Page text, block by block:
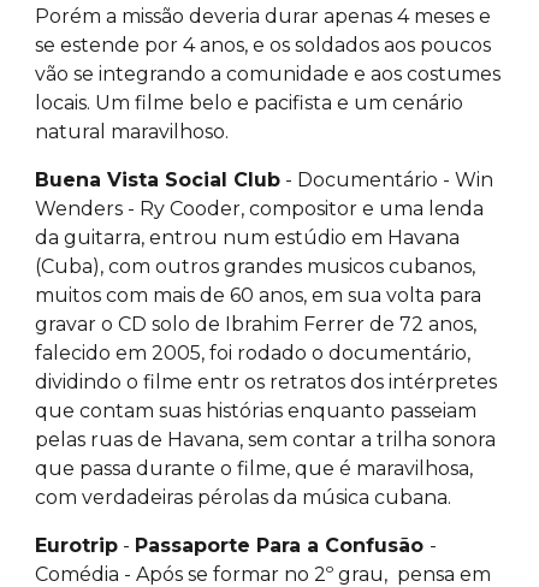
Porém a missão deveria durar apenas 4 meses e
se estende por 4 anos, e os soldados aos poucos
vão se integrando a comunidade e aos costumes
locais. Um filme belo e pacifista e um cenário
natural maravilhoso.
Buena Vista Social Club - Documentário - Win
Wenders - Ry Cooder, compositor e uma lenda
da guitarra, entrou num estúdio em Havana
(Cuba), com outros grandes musicos cubanos,
muitos com mais de 60 anos, em sua volta para
gravar o CD solo de Ibrahim Ferrer de 72 anos,
falecido em 2005, foi rodado o documentário,
dividindo o filme entr os retratos dos intérpretes
que contam suas histórias enquanto passeiam
pelas ruas de Havana, sem contar a trilha sonora
que passa durante o filme, que é maravilhosa,
com verdadeiras pérolas da música cubana.
Eurotrip - Passaporte Para a Confusão -
Comédia - Após se formar no 2º grau, pensa em